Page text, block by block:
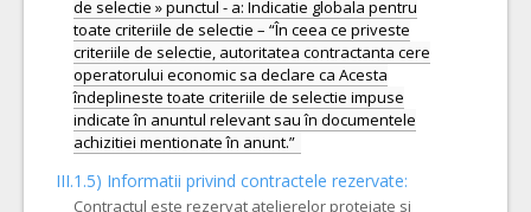
de selectie » punctul - a: Indicatie globala pentru
toate criteriile de selectie – “În ceea ce priveste
criteriile de selectie, autoritatea contractanta cere
operatorului economic sa declare ca Acesta
îndeplineste toate criteriile de selectie impuse
indicate în anuntul relevant sau în documentele
III.1.5) Informatii privind contractele rezervate:
Contractul este rezervat atelierelor protejate si